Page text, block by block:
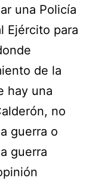
una Policía
Ejército para
de la
hay una
no
guerra o
guerra